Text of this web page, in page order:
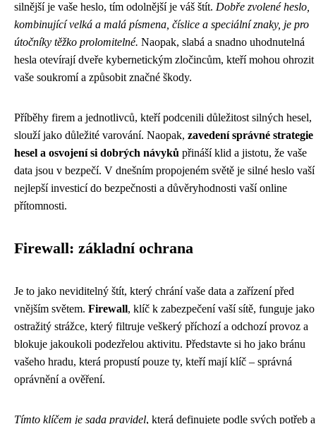
silnější je vaše heslo, tím odolnější je váš štít. Dobře zvolené heslo,
kombinující velká a malá písmena, číslice a speciální znaky, je pro
útočníky těžko prolomitelné. Naopak, slabá a snadno uhodnutelná
hesla otevírají dveře kybernetickým zločincům, kteří mohou ohrozit
vaše soukromí a způsobit značné škody.
Příběhy firem a jednotlivců, kteří podcenili důležitost silných hesel,
slouží jako důležité varování. Naopak, zavedení správné strategie
hesel a osvojení si dobrých návyků přináší klid a jistotu, že vaše
data jsou v bezpečí. V dnešním propojeném světě je silné heslo vaší
nejlepší investicí do bezpečnosti a důvěryhodnosti vaší online
přítomnosti.
Firewall: základní ochrana
Je to jako neviditelný štít, který chrání vaše data a zařízení před
vnějším světem. Firewall, klíč k zabezpečení vaší sítě, funguje jako
ostražitý strážce, který filtruje veškerý příchozí a odchozí provoz a
blokuje jakoukoli podezřelou aktivitu. Představte si ho jako bránu
vašeho hradu, která propustí pouze ty, kteří mají klíč – správná
oprávnění a ověření.
Tímto klíčem je sada pravidel, která definujete podle svých potřeb a